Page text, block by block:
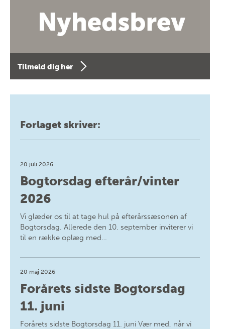
Tilmeld dig her
Forlaget skriver:
20 juli 2026
Bogtorsdag efterår/vinter
2026
Vi glæder os til at tage hul på efterårssæsonen af
Bogtorsdag. Allerede den 10. september inviterer vi
til en række oplæg med…
20 maj 2026
Forårets sidste Bogtorsdag
11. juni
Forårets sidste Bogtorsdag 11. juni Vær med, når vi